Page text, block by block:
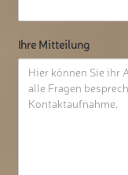
Ihre Mitteilung